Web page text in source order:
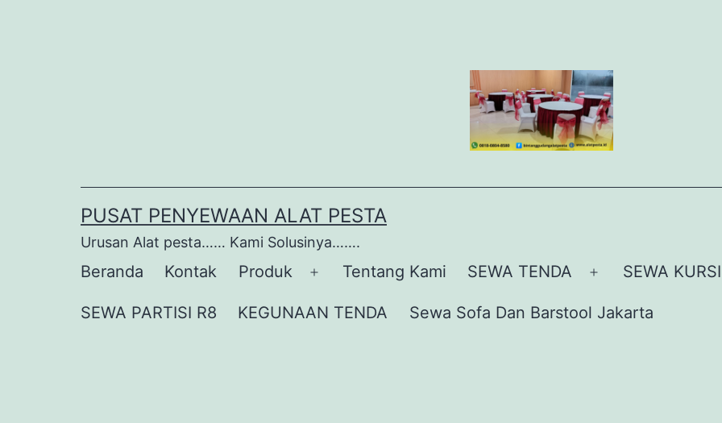
PUSAT PENYEWAAN ALAT PESTA
Urusan Alat pesta…… Kami Solusinya…….
Beranda Kontak Produk
Buka
menu
Tentang Kami SEWA TENDA
Buka
menu
SEWA KURSI
SEWA PARTISI R8 KEGUNAAN TENDA Sewa Sofa Dan Barstool Jakarta